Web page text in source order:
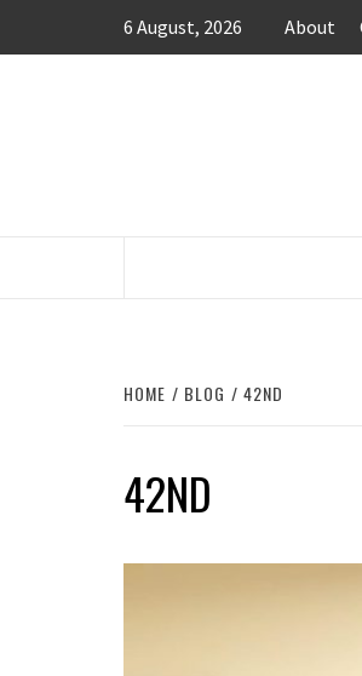
6 August, 2026 About
HOME BLOG 42ND
42ND